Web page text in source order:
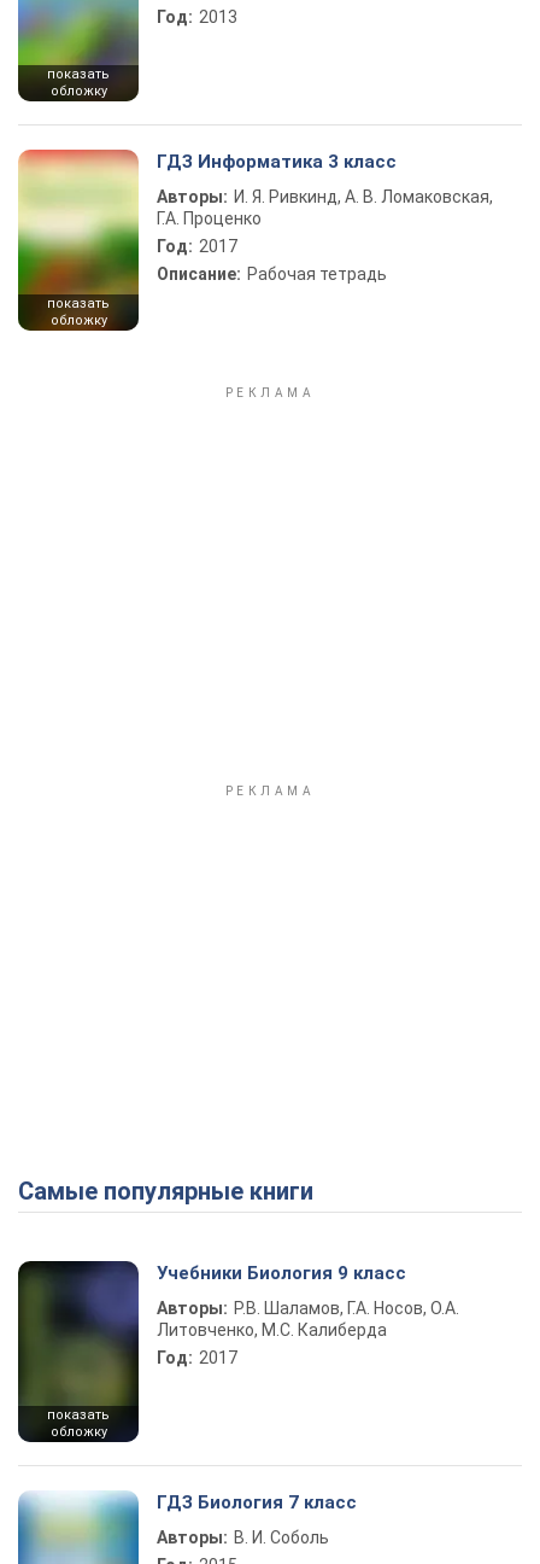
показать
обложку
Год: 2013
показать
обложку
ГДЗ Информатика 3 класс
Авторы: И. Я. Ривкинд, А. В. Ломаковская,
Г.А. Проценко
Год: 2017
Описание: Рабочая тетрадь
Самые популярные книги
показать
обложку
Учебники Биология 9 класс
Авторы: Р.В. Шаламов, Г.А. Носов, О.А.
Литовченко, М.С. Калиберда
Год: 2017
ГДЗ Биология 7 класс
Авторы: В. И. Соболь